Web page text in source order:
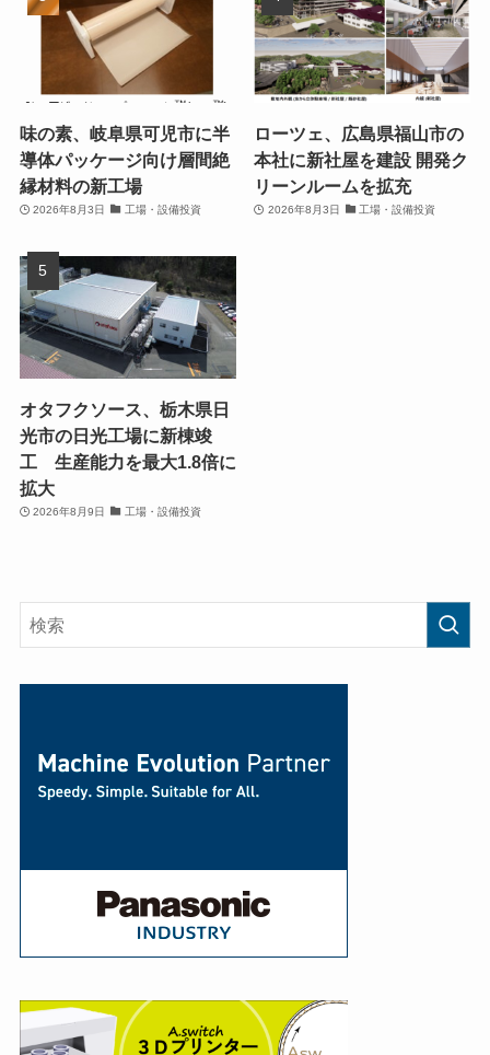
味の素、岐阜県可児市に半
導体パッケージ向け層間絶
縁材料の新工場
2026年8月3日 工場・設備投資
ローツェ、広島県福山市の
本社に新社屋を建設 開発ク
リーンルームを拡充
2026年8月3日 工場・設備投資
オタフクソース、栃木県日
光市の日光工場に新棟竣
工 生産能力を最大1.8倍に
拡大
2026年8月9日 工場・設備投資